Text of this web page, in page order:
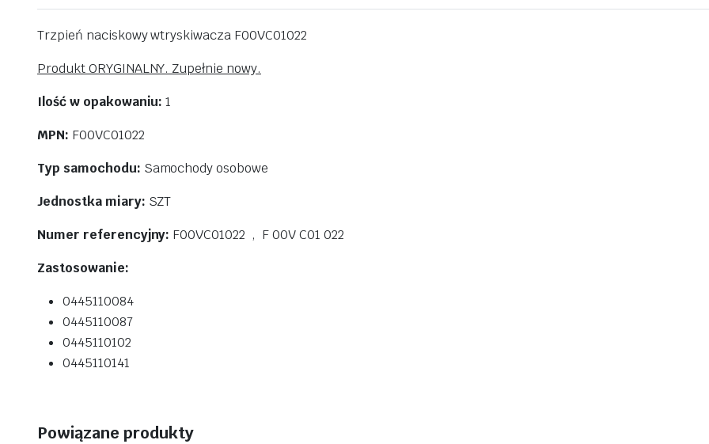
Trzpień naciskowy wtryskiwacza F00VC01022
Produkt ORYGINALNY. Zupełnie nowy.
Ilość w opakowaniu: 1
MPN: F00VC01022
Typ samochodu: Samochody osobowe
Jednostka miary: SZT
Numer referencyjny: F00VC01022 , F 00V C01 022
Zastosowanie:
0445110084
0445110087
0445110102
0445110141
Powiązane produkty